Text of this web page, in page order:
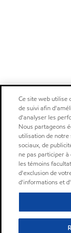
Ce site web utilise
de suivi afin
d'analyser les
Nous partageons
utilisation de notre
sociaux, de
ne pas participer
les témoins
d'exclusion de
d'informations et